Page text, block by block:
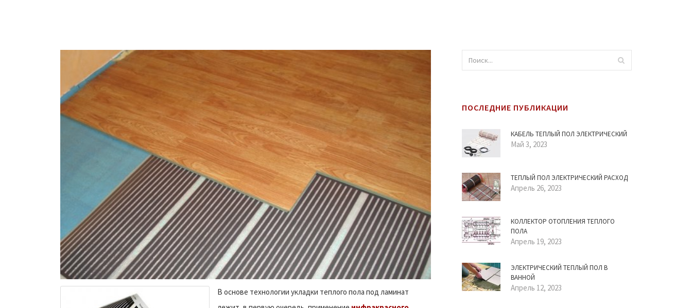
В основе технологии укладки теплого пола под ламинат
ПОСЛЕДНИЕ ПУБЛИКАЦИИ
КАБЕЛЬ ТЕПЛЫЙ ПОЛ ЭЛЕКТРИЧЕСКИЙ
Май 3, 2023
ТЕПЛЫЙ ПОЛ ЭЛЕКТРИЧЕСКИЙ РАСХОД
Апрель 26, 2023
КОЛЛЕКТОР ОТОПЛЕНИЯ ТЕПЛОГО
ПОЛА
Апрель 19, 2023
ЭЛЕКТРИЧЕСКИЙ ТЕПЛЫЙ ПОЛ В
ВАННОЙ
Апрель 12, 2023